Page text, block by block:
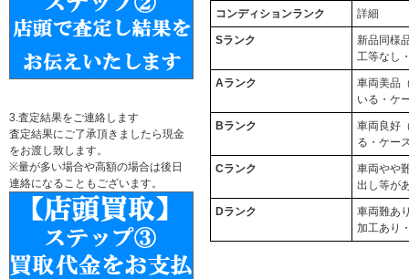
3.査定結果をご連絡します
査定結果にご了承頂きましたら現金
をお渡し致します。
※量が多い場合や高額の場合は後日
連絡になることもございます。
コンディションランク 詳細
Sランク
新品同様
工等なし
Aランク
車両美品
いる・ケ
Bランク
車両良好
る・ケー
Cランク
車両やや
出し等が
Dランク
車両難あ
加工あり